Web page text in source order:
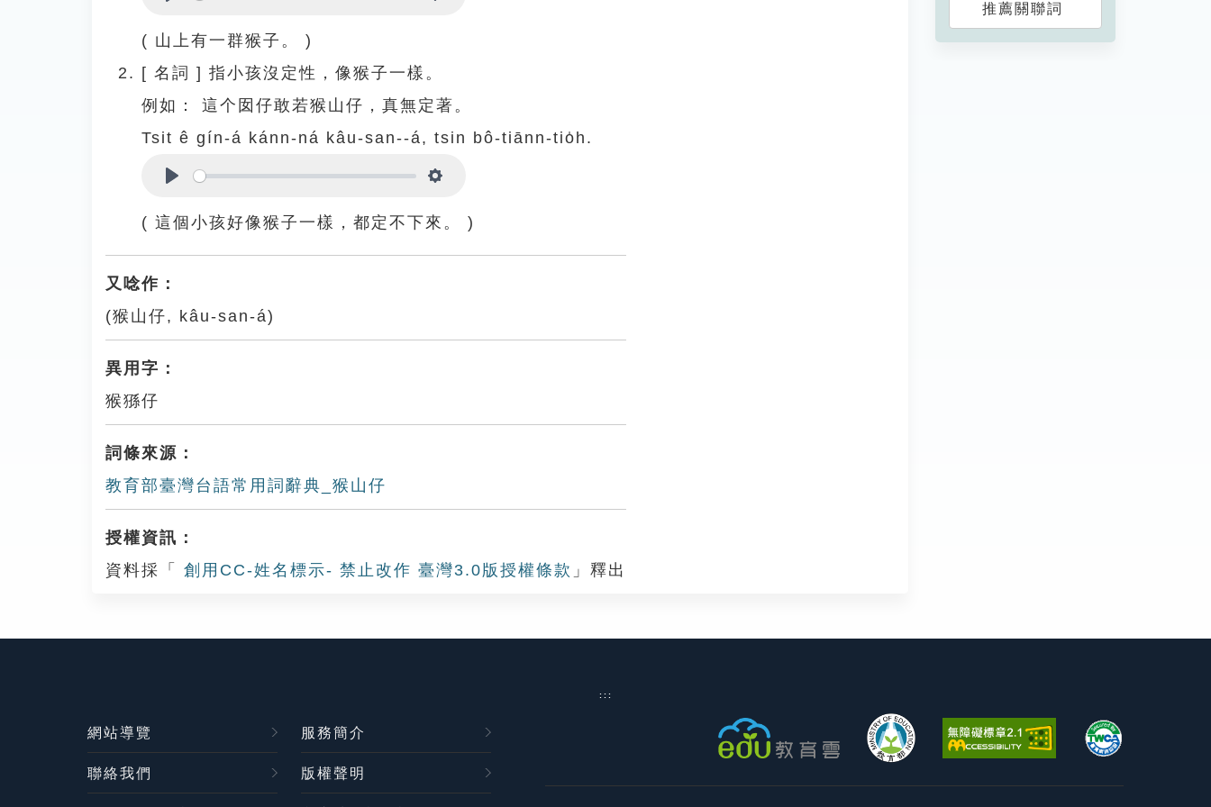
( 山上有一群猴子。 )
[ 名詞 ] 指小孩沒定性，像猴子一樣。
例如：
這个囡仔敢若猴山仔，真無定著。
Tsit ê gín-á kánn-ná kâu-san--á, tsin bô-tiānn-tio̍h.
( 這個小孩好像猴子一樣，都定不下來。 )
又唸作：
(猴山仔, kâu-san-á)
異用字：
猴猻仔
詞條來源：
教育部臺灣台語常用詞辭典_猴山仔
授權資訊：
資料採「
創用CC-姓名標示- 禁止改作 臺灣3.0版授權條款 」釋出
推薦關聯詞
:::
網站導覽 服務簡介
聯絡我們 版權聲明